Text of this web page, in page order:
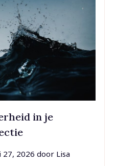
in je
2026 door Lisa